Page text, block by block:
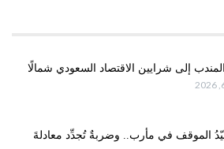
إلى شرايين الاقتصاد السعودي شمالًا
الموقف في مأرب.. وضربةٌ تُجدِّد معادلةَ